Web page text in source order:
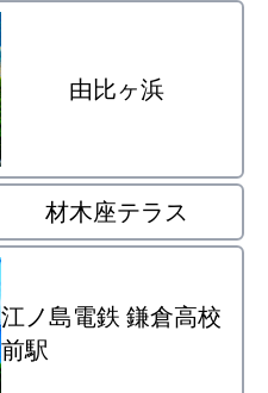
由比ヶ浜
材木座テラス
江ノ島電鉄 鎌倉高校
前駅